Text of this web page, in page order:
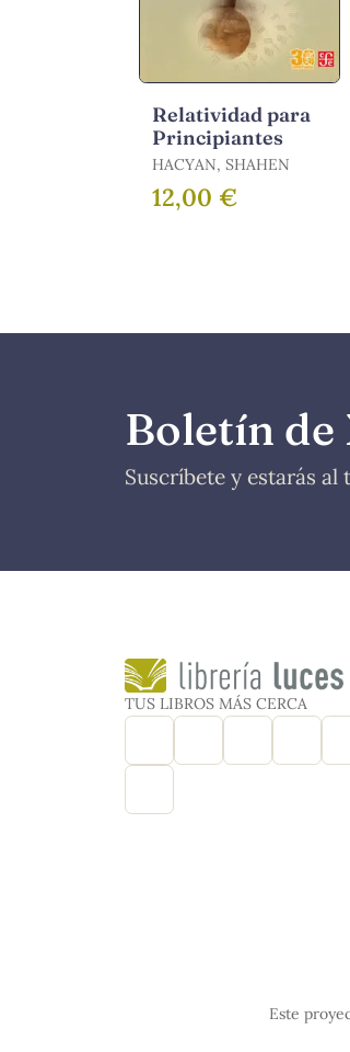
Relatividad para
Principiantes
HACYAN, SHAHEN
12,00 €
Boletín de
Suscríbete y estarás al
TUS LIBROS MÁS CERCA
Este